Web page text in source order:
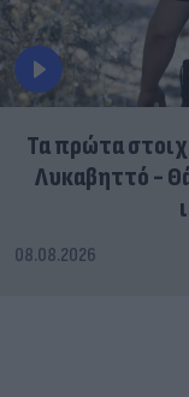
Τα πρώτα
Λυκαβηττό -
08.08.2026